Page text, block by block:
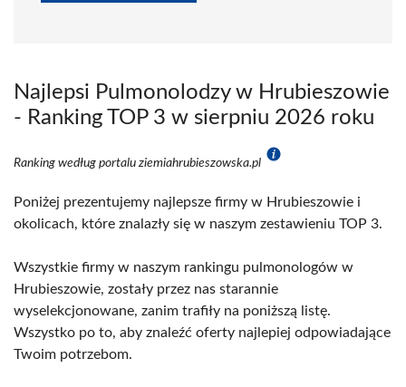
Najlepsi Pulmonolodzy w Hrubieszowie
- Ranking TOP 3 w sierpniu 2026 roku
Ranking według portalu ziemiahrubieszowska.pl
Poniżej prezentujemy najlepsze firmy w Hrubieszowie i
okolicach, które znalazły się w naszym zestawieniu TOP 3.
Wszystkie firmy w naszym rankingu pulmonologów w
Hrubieszowie, zostały przez nas starannie
wyselekcjonowane, zanim trafiły na poniższą listę.
Wszystko po to, aby znaleźć oferty najlepiej odpowiadające
Twoim potrzebom.